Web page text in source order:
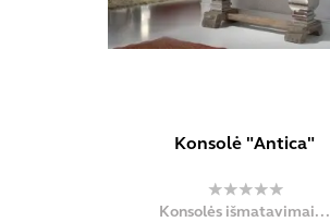
Konsolė "Antica"
Konsolės išmatavimai...